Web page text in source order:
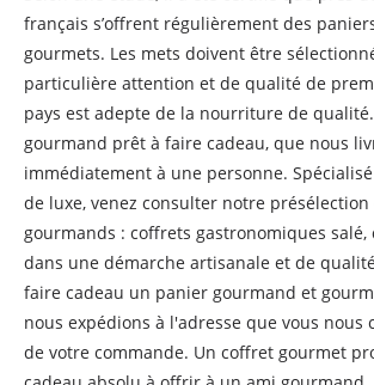
français s’offrent régulièrement des
gourmets. Les mets doivent être
particulière attention et de qualité de
pays est adepte de la nourriture de
gourmand prêt à faire cadeau, que nous
immédiatement à une personne.
de luxe, venez consulter notre présélection
gourmands : coffrets gastronomiques salé,
dans une démarche artisanale et de
faire cadeau un panier gourmand et
nous expédions à l'adresse que vous nous
de votre commande. Un coffret gourmet